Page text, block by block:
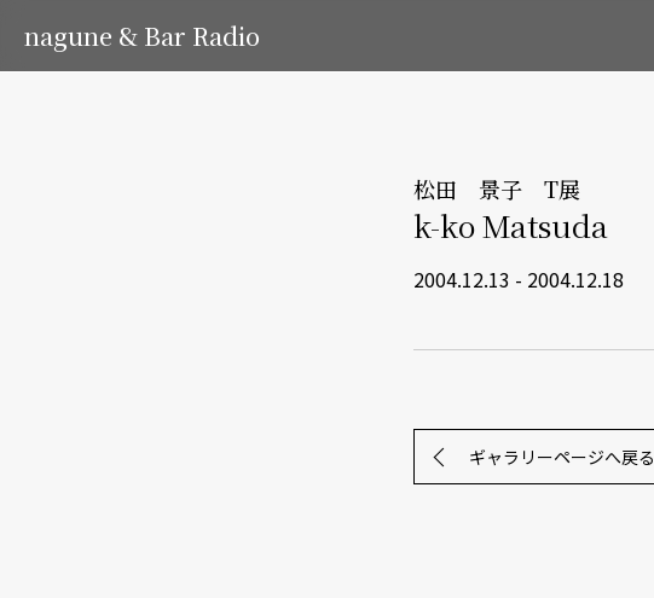
nagune & Bar Radio
松田 景子 T展
k-ko Matsuda
2004.12.13 - 2004.12.18
ギャラリーページへ戻る